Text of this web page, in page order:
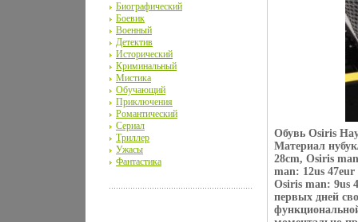
Обувь Osiris
Материал
28cm, Osiris
man: 12us
Osiris man: 9us
первых дней
Биографический
Боевик
Военный
Детектив
Исторический
Криминальный
Мистика
Обучающий
Приключения
Романтический
Сериал
Триллер
Ужасы
Фантастика